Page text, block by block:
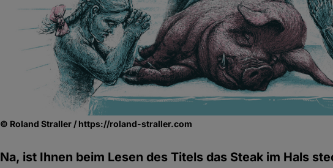
© Roland Straller / https://roland-straller.com
Na, ist Ihnen beim Lesen des Titels das Steak im Hals